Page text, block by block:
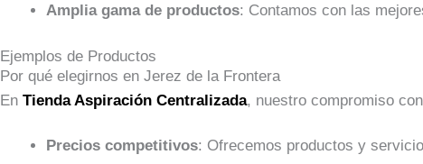
Amplia gama de productos: Contamos con las
Ejemplos de Productos
Por qué elegirnos en Jerez de la Frontera
En Tienda Aspiración Centralizada, nuestro compromiso
Precios competitivos: Ofrecemos productos y